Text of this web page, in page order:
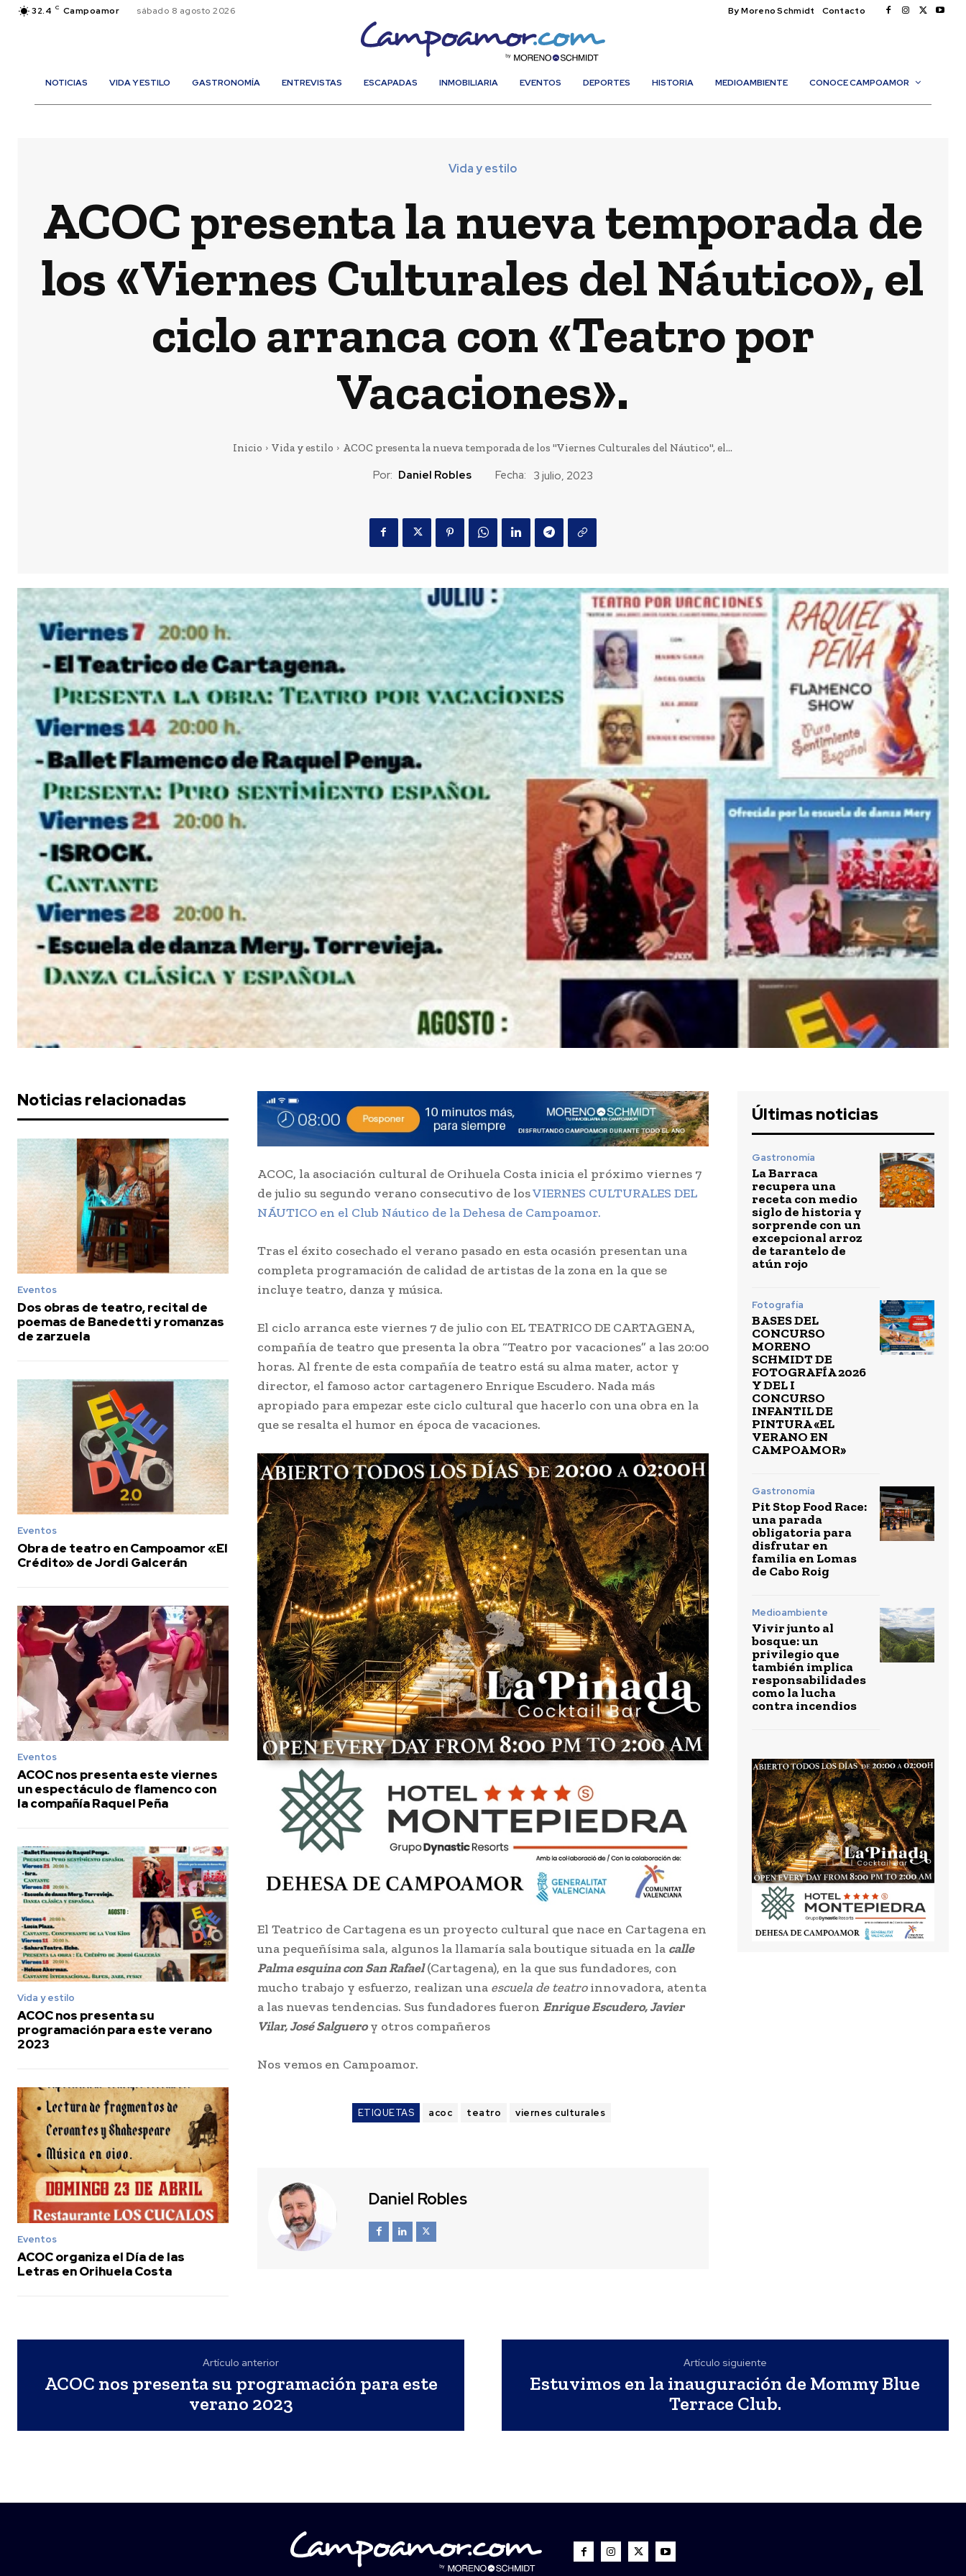
32.4 C Campoamor sábado 8 agosto 2026 By Moreno Schmidt Contacto
NOTICIAS VIDA Y ESTILO GASTRONOMÍA ENTREVISTAS ESCAPADAS INMOBILIARIA EVENTOS DEPORTES HISTORIA MEDIOAMBIENTE CONOCE CAMPOAMOR
Vida y estilo
ACOC presenta la nueva temporada de
los «Viernes Culturales del Náutico», el
ciclo arranca con «Teatro por
Vacaciones».
Inicio Vida y estilo ACOC presenta la nueva temporada de los "Viernes Culturales del Náutico", el...
Por: Daniel Robles Fecha: 3 julio, 2023
Noticias relacionadas
Eventos
Dos obras de teatro, recital de
poemas de Banedetti y romanzas
de zarzuela
Eventos
Obra de teatro en Campoamor «El
Crédito» de Jordi Galcerán
Eventos
ACOC nos presenta este viernes
un espectáculo de flamenco con
la compañía Raquel Peña
Vida y estilo
ACOC nos presenta su
programación para este verano
2023
Eventos
ACOC organiza el Día de las
Letras en Orihuela Costa
ACOC, la asociación cultural de Orihuela Costa inicia el próximo viernes 7
de julio su segundo verano consecutivo de losVIERNES CULTURALES DEL
NÁUTICO en el Club Náutico de la Dehesa de Campoamor.
Tras el éxito cosechado el verano pasado en esta ocasión presentan una
completa programación de calidad de artistas de la zona en la que se
incluye teatro, danza y música.
El ciclo arranca este viernes 7 de julio con EL TEATRICO DE CARTAGENA,
compañía de teatro que presenta la obra “Teatro por vacaciones” a las 20:00
horas. Al frente de esta compañía de teatro está su alma mater, actor y
director, el famoso actor cartagenero Enrique Escudero. Nada más
apropiado para empezar este ciclo cultural que hacerlo con una obra en la
que se resalta el humor en época de vacaciones.
El Teatrico de Cartagena es un proyecto cultural que nace en Cartagena en
una pequeñísima sala, algunos la llamaría sala boutique situada en la calle
Palma esquina con San Rafael(Cartagena), en la que sus fundadores, con
mucho trabajo y esfuerzo, realizan una escuela de teatroinnovadora, atenta
a las nuevas tendencias. Sus fundadores fueron Enrique Escudero, Javier
Vilar, José Salgueroy otros compañeros
Nos vemos en Campoamor.
ETIQUETAS acoc teatro viernes culturales
Daniel Robles
Últimas noticias
Gastronomía
La Barraca
recupera una
receta con medio
siglo de historia y
sorprende con un
excepcional arroz
de tarantelo de
atún rojo
Fotografía
BASES DEL
CONCURSO
MORENO
SCHMIDT DE
FOTOGRAFÍA 2026
Y DEL I
CONCURSO
INFANTIL DE
PINTURA «EL
VERANO EN
CAMPOAMOR»
Gastronomía
Pit Stop Food Race:
una parada
obligatoria para
disfrutar en
familia en Lomas
de Cabo Roig
Medioambiente
Vivir junto al
bosque: un
privilegio que
también implica
responsabilidades
como la lucha
contra incendios
Artículo anterior
ACOC nos presenta su programación para este
verano 2023
Artículo siguiente
Estuvimos en la inauguración de Mommy Blue
Terrace Club.